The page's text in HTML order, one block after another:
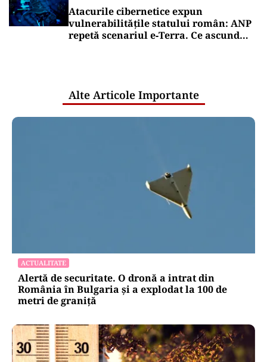
Atacurile cibernetice expun
vulnerabilitățile statului român: ANP
repetă scenariul e‑Terra. Ce ascund
Alte Articole Importante
ACTUALITATE
Alertă de securitate. O dronă a intrat din
România în Bulgaria şi a explodat la 100 de
metri de graniţă